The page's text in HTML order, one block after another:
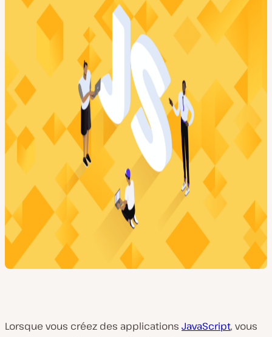
Lorsque vous créez des applications JavaScript, vous